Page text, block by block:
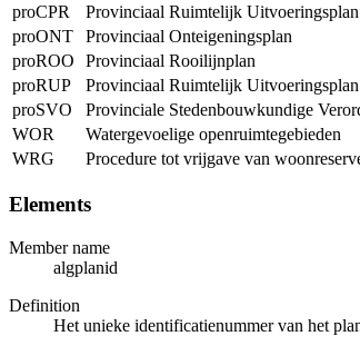
proCPR
Provinciaal Ruimtelijk
proONT
Provinciaal Onteigeningsplan
proROO
Provinciaal Rooilijnplan
proRUP
Provinciaal Ruimtelijk Uitvoeringsplan
proSVO
Provinciale Stedenbouwkundige
WOR
Watergevoelige openruimtegebieden
WRG
Procedure tot vrijgave van
Elements
Member name
algplanid
Definition
Het unieke identificatienummer van het